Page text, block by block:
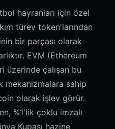
hayranları için özel
türev token'larından
bir parçası olarak
EVM (Ethereum
üzerinde çalışan bu
mekanizmalara sahip
olarak işlev görür.
%1'lik çoklu imzalı
Kupası hazine